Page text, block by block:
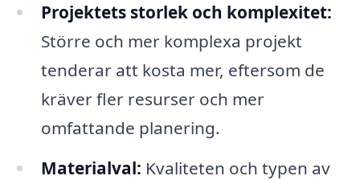
Projektets storlek och komplexitet:
Större och mer komplexa projekt
tenderar att kosta mer, eftersom de
kräver fler resurser och mer
omfattande planering.
Materialval: Kvaliteten och typen av